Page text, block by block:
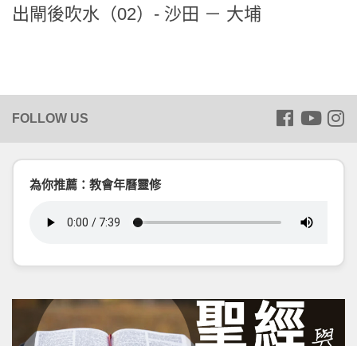
出閘後吹水（02）- 沙田 － 大埔
為你推薦：教會年曆靈修